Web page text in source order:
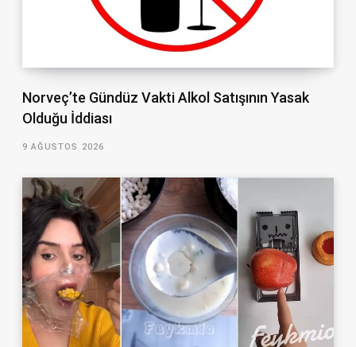
Norveç’te Gündüz Vakti Alkol Satışının Yasak
Olduğu İddiası
9 AĞUSTOS 2026